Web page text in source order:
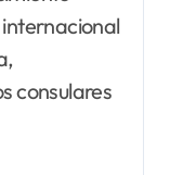
consulares